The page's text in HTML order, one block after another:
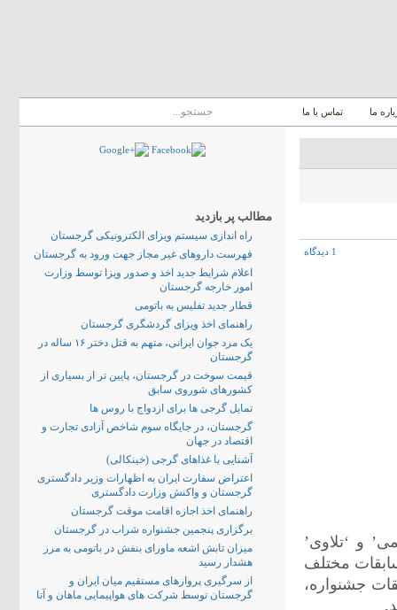
ما تماس با ما
1 دیدگاه
و ‘تلاوی’
مختلف
جشنواره،
مطالب پر بازدید
راه اندازی سیستم ویزای الکترونیکی گرجستان
فهرست داروهای غیر مجاز جهت ورود به گرجستان
اعلام شرایط جدید اخذ و صدور ویزا توسط وزارت
امور خارجه گرجستان
قطار جدید تفلیس به باتومی
راهنمای اخذ ویزای گردشگری گرجستان
یک مرد جوان ایرانی، متهم به قتل دختر ۱۶ ساله در
گرجستان
قیمت سوخت در گرجستان، پایین تر از بسیاری از
کشورهای شوروی سابق
تمایل گرجی ها برای ازدواج با روس ها
گرجستان، در جایگاه سوم شاخص آزادی تجارت و
اقتصاد در جهان
آشنایی با غذاهای گرجی (خینکالی)
اعتراض سفارت ایران به اظهارات وزیر دادگستری
گرجستان و واکنش وزارت دادگستری
راهنمای اخذ اجازه اقامت موقت گرجستان
برگزاری پنجمین جشنواره شراب در گرجستان
میزان تابش اشعه ماورای بنفش در باتومی به مرز
هشدار رسید
از سرگیری پروازهای مستقیم میان ایران و
گرجستان توسط شرکت های هواپیمایی ماهان و آتا